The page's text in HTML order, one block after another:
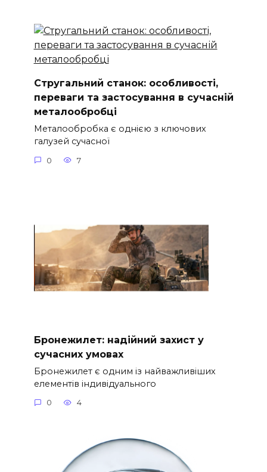
Стругальний станок: особливості,
переваги та застосування в сучасній
металообробці
Металообробка є однією з ключових
галузей сучасної
0 7
Бронежилет: надійний захист у
сучасних умовах
Бронежилет є одним із найважливіших
елементів індивідуального
0 4